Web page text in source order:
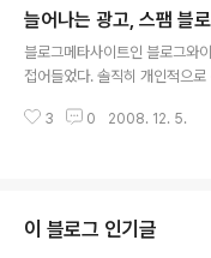
자 볼 수 있는 개인화 페이지라
개인화 페이지를 여러사람과
분석된다. 관련페이지:
m.net) 메인페이지 UI와 왜 이
늘어나는 광고, 스팸 블
블로그메타사이트인 블로그
접어들었다. 솔직히 개인적으
제점들이 발생하고 있다. 바로
홍보하기 위한 광고글은 양호한
다. 정말 문제가 되는 것은 똑
3 0 2008. 12. 5.
이 블로그 인기글